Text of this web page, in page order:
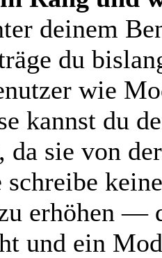
deinem
du
wie
kannst du
da sie von
erhöhen —
und ein